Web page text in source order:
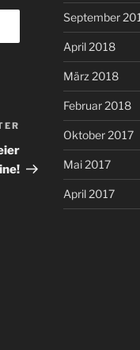
Nächster
Beitrag
September
April 2018
März 2018
Februar 2018
Oktober 2017
Mai 2017
April 2017